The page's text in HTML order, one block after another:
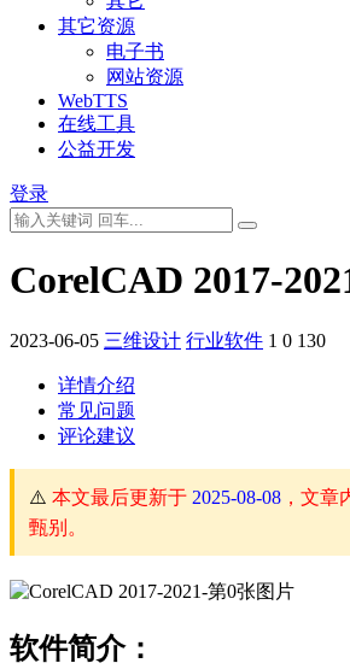
其它资源
电子书
网站资源
WebTTS
在线工具
公益开发
登录
CorelCAD 2017-
2023-06-05 三维设计 行业软件 1 0 130
详情介绍
常见问题
评论建议
⚠️ 本文最后更新于 2025-08-08 ，文章
甄别。
软件简介：